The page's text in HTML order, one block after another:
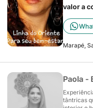
valor a
Marapé,
Paola -
tântricas